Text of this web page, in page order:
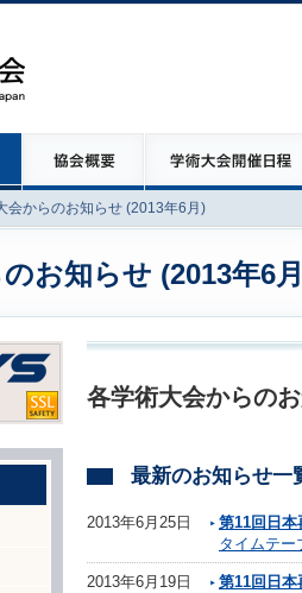
会からのお知らせ (2013年6月)
お知らせ (2013年6
各学術大会からの
最新のお知らせ一
2013年6月25日
第11回日本
タイムテー
2013年6月19日
第11回日本